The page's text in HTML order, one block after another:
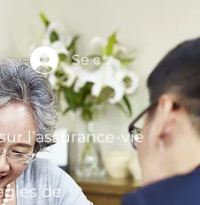
Se connecter
l’assurance-vie
de